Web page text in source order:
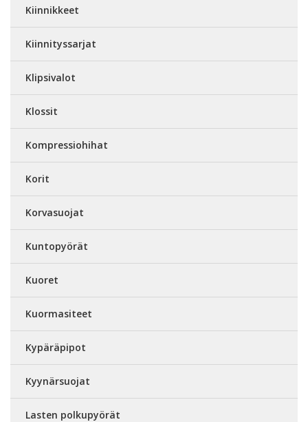
Kiinnikkeet
Kiinnityssarjat
Klipsivalot
Klossit
Kompressiohihat
Korit
Korvasuojat
Kuntopyörät
Kuoret
Kuormasiteet
Kypäräpipot
Kyynärsuojat
Lasten polkupyörät